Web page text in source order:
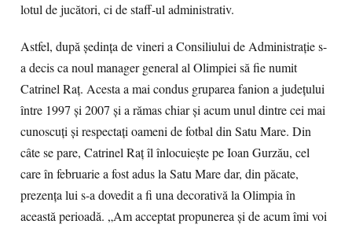
lotul de jucători, ci de staff-ul administrativ.
Astfel, după şedinţa de vineri a Consiliului de Administraţie s-
a decis ca noul manager general al Olimpiei să fie numit
Catrinel Raţ. Acesta a mai condus gruparea fanion a judeţului
între 1997 şi 2007 şi a rămas chiar şi acum unul dintre cei mai
cunoscuţi şi respectaţi oameni de fotbal din Satu Mare. Din
câte se pare, Catrinel Raţ îl înlocuieşte pe Ioan Gurzău, cel
care în februarie a fost adus la Satu Mare dar, din păcate,
prezenţa lui s-a dovedit a fi una decorativă la Olimpia în
această perioadă. „Am acceptat propunerea şi de acum îmi voi